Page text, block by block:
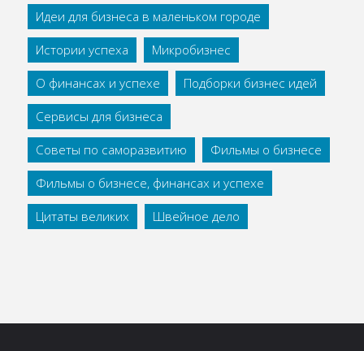
Идеи для бизнеса в маленьком городе
Истории успеха
Микробизнес
О финансах и успехе
Подборки бизнес идей
Сервисы для бизнеса
Советы по саморазвитию
Фильмы о бизнесе
Фильмы о бизнесе, финансах и успехе
Цитаты великих
Швейное дело